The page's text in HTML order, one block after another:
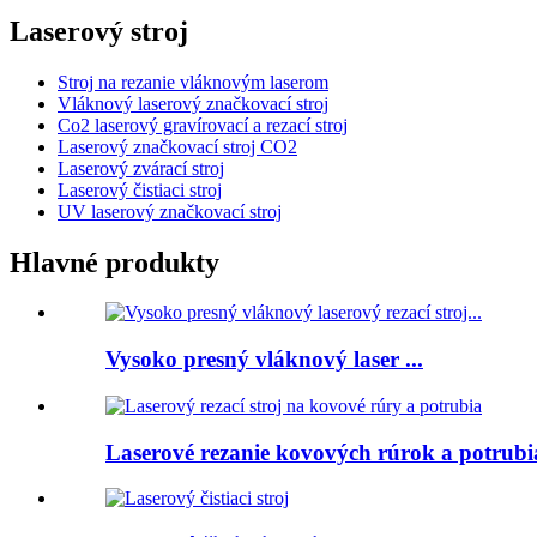
Laserový stroj
Stroj na rezanie vláknovým laserom
Vláknový laserový značkovací stroj
Co2 laserový gravírovací a rezací stroj
Laserový značkovací stroj CO2
Laserový zvárací stroj
Laserový čistiaci stroj
UV laserový značkovací stroj
Hlavné produkty
Vysoko presný vláknový laser ...
Laserové rezanie kovových rúrok a